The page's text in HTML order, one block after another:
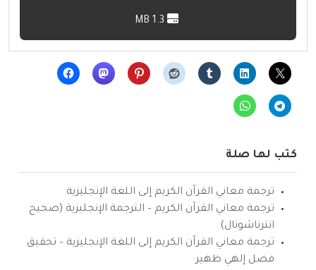
كتب لها صلة
ترجمة معاني القرآن الكريم إلى اللغة الإنجليزية
ترجمة معاني القرآن الكريم – الترجمة الإنجليزية (صحيح
انترناشونال)
ترجمة معاني القرآن الكريم إلى اللغة الإنجليزية – تحقيق
فضل إلهي ظهير